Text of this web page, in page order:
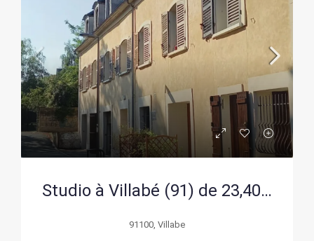
Studio à Villabé (91) de 23,40 m² à 5 min du RER, parfait pour investissement ou premier achat
91100, Villabe